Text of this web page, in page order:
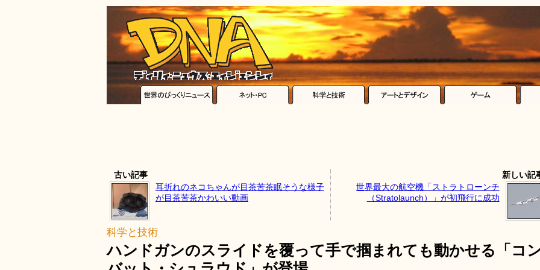
古い記事
耳折れのネコちゃんが目茶苦茶眠そうな様子
が目茶苦茶かわいい動画
新しい記
世界最大の航空機「ストラトローンチ
（Stratolaunch）」が初飛行に成功
科学と技術
ハンドガンのスライドを覆って手で掴まれても動かせる「コ